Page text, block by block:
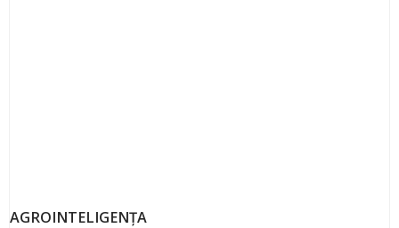
AGROINTELIGENȚA